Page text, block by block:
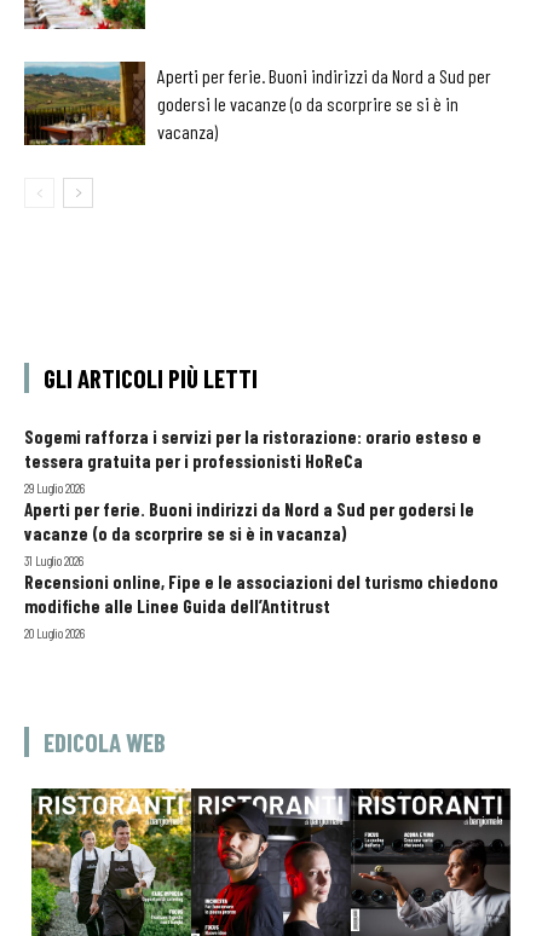
Aperti per ferie. Buoni indirizzi da Nord a Sud per
godersi le vacanze (o da scorprire se si è in
vacanza)
GLI ARTICOLI PIÙ LETTI
Sogemi rafforza i servizi per la ristorazione: orario esteso e
tessera gratuita per i professionisti HoReCa
29 Luglio 2026
Aperti per ferie. Buoni indirizzi da Nord a Sud per godersi le
vacanze (o da scorprire se si è in vacanza)
31 Luglio 2026
Recensioni online, Fipe e le associazioni del turismo chiedono
modifiche alle Linee Guida dell’Antitrust
20 Luglio 2026
EDICOLA WEB